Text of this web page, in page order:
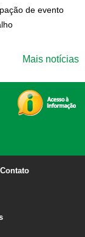
de evento
Mais notícias
Contato